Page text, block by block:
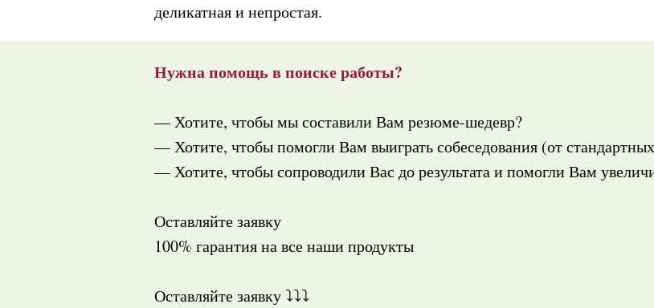
деликатная и непростая.
Нужна помощь в поиске работы?
— Хотите, чтобы мы составили Вам резюме-шедевр?
— Хотите, чтобы помогли Вам выиграть собеседования (от
— Хотите, чтобы сопроводили Вас до результата и помогли Вам
Оставляйте заявку
100% гарантия на все наши продукты
Оставляйте заявку ⤵️⤵️⤵️